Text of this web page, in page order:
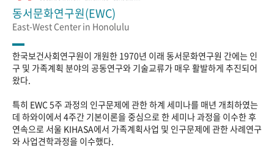
동서문화연구원(EWC)
East-West Center in Honolulu
한국보건사회연구원이 개원한 1970년 이래 동서문화연구원 간에는 인
구 및 가족계획 분야의 공동연구와 기술교류가 매우 활발하게 추진되어
왔다.
특히 EWC 5주 과정의 인구문제에 관한 하계 세미나를 매년 개최하였는
데 하와이에서 4주간 기본이론을 중심으로 한 세미나 과정을 이수한 후
연속으로 서울 KIHASA에서 가족계획사업 및 인구문제에 관한 사례연구
와 사업견학과정을 이수했다.